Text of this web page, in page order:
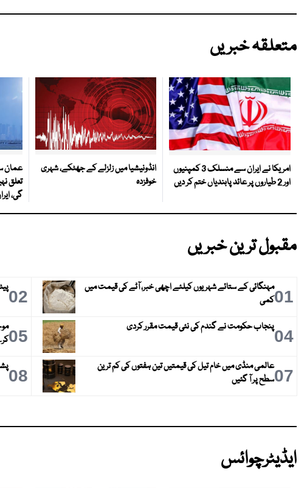
متعلقہ خبریں
امریکا نے ایران سے منسلک 3 کمپنیوں
اور 2 طیاروں پر عائد پابندیاں ختم کر دیں
انڈونیشیا میں زلزلے کے جھٹکے، شہری
خوفزدہ
عمان
تعلق
گی،
مقبول ترین خبریں
01مہنگائی کے ستائے شہریوں کیلئے اچھی خبر، آٹے کی قیمت میں
کمی
02
04پنجاب حکومت نے گندم کی نئی قیمت مقرر کردی 05
07عالمی منڈی میں خام تیل کی قیمتیں تین ہفتوں کی کم ترین
سطح پر آ گئیں
08
ایڈیٹرچوائس